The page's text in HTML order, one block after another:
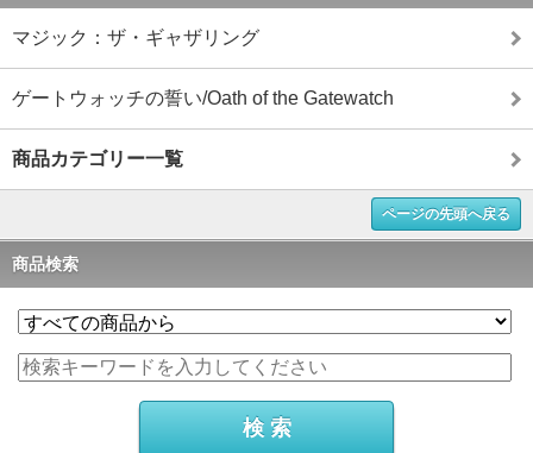
マジック：ザ・ギャザリング
ゲートウォッチの誓い/Oath of the Gatewatch
商品カテゴリー一覧
ページの先頭へ戻る
商品検索